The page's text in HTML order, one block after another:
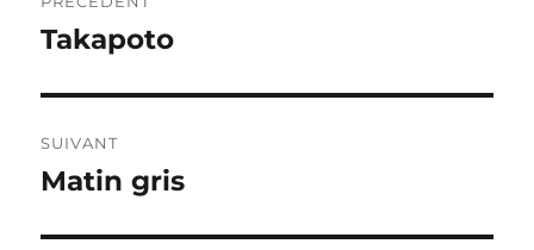
de
Publication
Takapoto
SUIVANT
Publication
Matin gris